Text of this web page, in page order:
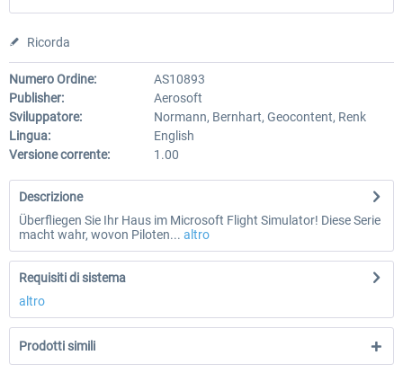
Ricorda
Numero Ordine:
AS10893
Publisher:
Aerosoft
Sviluppatore:
Normann, Bernhart, Geocontent, Renk
Lingua:
English
Versione corrente:
1.00
Descrizione
Überfliegen Sie Ihr Haus im Microsoft Flight Simulator! Diese Serie
macht wahr, wovon Piloten... altro
Requisiti di sistema
altro
Prodotti simili